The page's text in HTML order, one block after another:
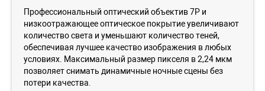
Профессиональный оптический объектив 7P и
низкоотражающее оптическое покрытие увеличивают
количество света и уменьшают количество теней,
обеспечивая лучшее качество изображения в любых
условиях. Максимальный размер пикселя в 2,24 мкм
позволяет снимать динамичные ночные сцены без
потери качества.